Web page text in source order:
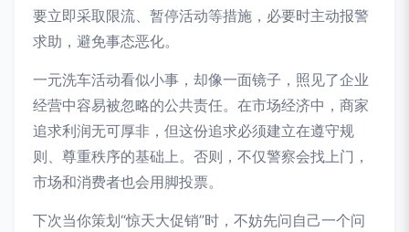
要立即采取限流、暂停活动等措施，必要时主动报警
求助，避免事态恶化。
一元洗车活动看似小事，却像一面镜子，照见了企业
经营中容易被忽略的公共责任。在市场经济中，商家
追求利润无可厚非，但这份追求必须建立在遵守规
则、尊重秩序的基础上。否则，不仅警察会找上门，
市场和消费者也会用脚投票。
下次当你策划“惊天大促销”时，不妨先问自己一个问